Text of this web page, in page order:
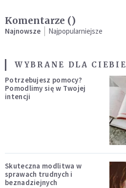
Komentarze ()
Najnowsze Najpopularniejsze
WYBRANE DLA CIEBIE
Potrzebujesz pomocy?
Pomodlimy się w Twojej
intencji
Skuteczna modlitwa w
sprawach trudnych i
beznadziejnych